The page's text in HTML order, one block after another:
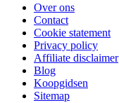
Over ons
Contact
Cookie statement
Privacy policy
Affiliate disclaimer
Blog
Koopgidsen
Sitemap